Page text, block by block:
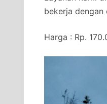
bekerja
Harga : Rp.